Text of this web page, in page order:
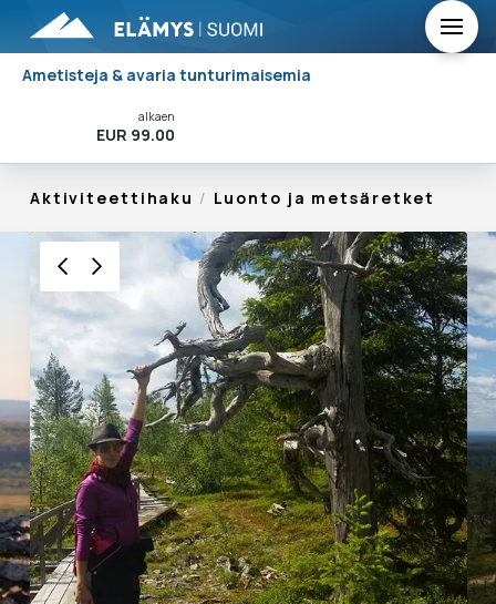
Ametisteja & avaria tunturimaisemia
alkaen
EUR 99.00
Aktiviteettihaku / Luonto ja metsäretket